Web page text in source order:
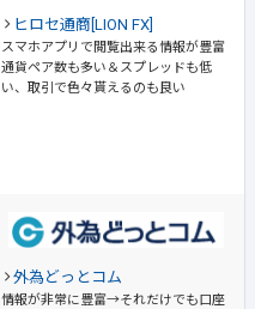
ヒロセ通商[LION FX]
スマホアプリで閲覧出来る情報が豊富
通貨ペア数も多い＆スプレッドも低
い、取引で色々貰えるのも良い
外為どっとコム
情報が非常に豊富→それだけでも口座